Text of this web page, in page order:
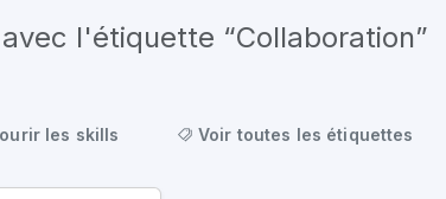
l'étiquette “Collaboration”
les skills Voir toutes les étiquettes